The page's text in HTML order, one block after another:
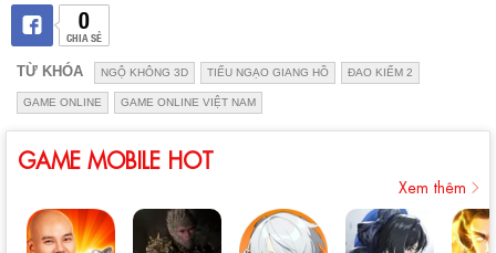
0
CHIA SẺ
TỪ KHÓA NGỘ KHÔNG 3D TIẾU NGẠO GIANG HỒ ĐAO KIẾM 2
GAME ONLINE GAME ONLINE VIỆT NAM
GAME MOBILE HOT
Xem thêm